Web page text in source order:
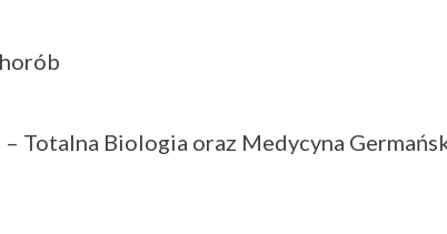
Totalna Biologia oraz Medycyna